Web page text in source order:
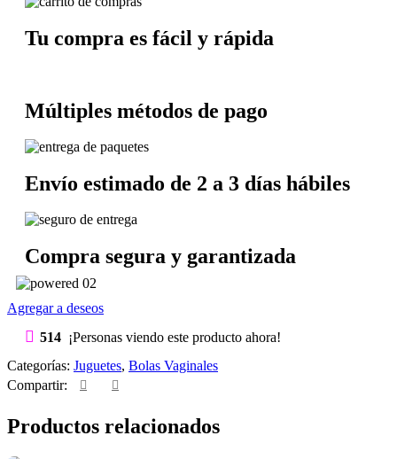
Tu compra es fácil y rápida
Múltiples métodos de pago
Envío estimado de 2 a 3 días hábiles
Compra segura y garantizada
Agregar a deseos
514 ¡Personas viendo este producto ahora!
Categorías: Juguetes, Bolas Vaginales
Compartir:
Productos relacionados